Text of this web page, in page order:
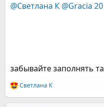
@Светлана К @Gracia 20
забывайте заполнять
Р
е
Светлана К